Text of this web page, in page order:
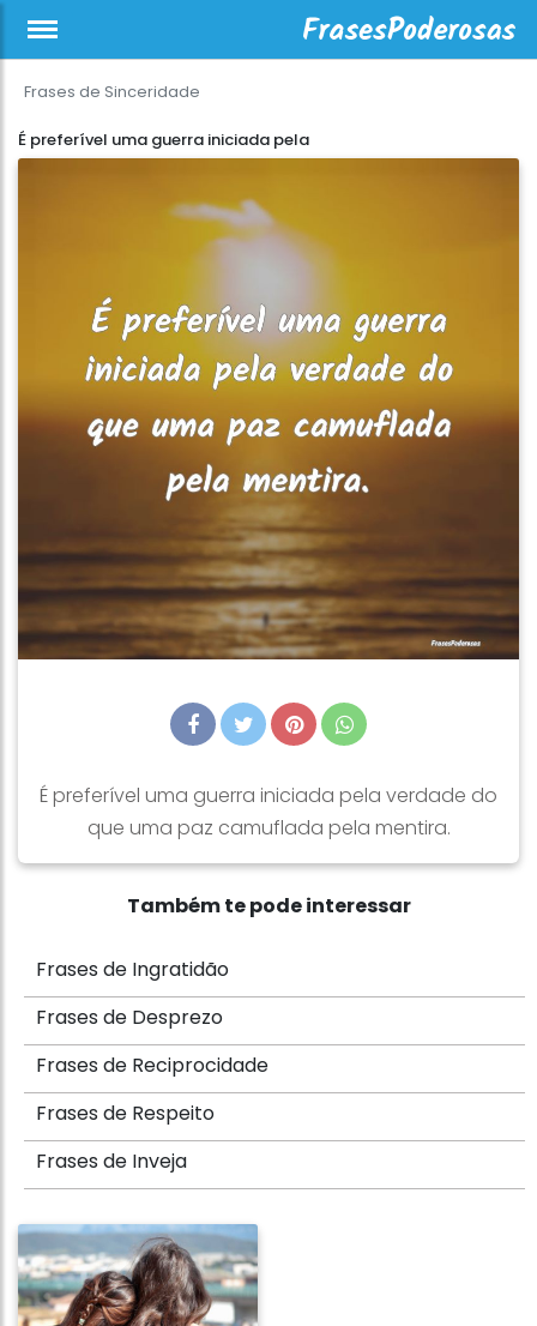
Frases de Sinceridade
É preferível uma guerra iniciada pela
É preferível uma guerra iniciada pela verdade do
que uma paz camuflada pela mentira.
Também te pode interessar
Frases de Ingratidão
Frases de Desprezo
Frases de Reciprocidade
Frases de Respeito
Frases de Inveja